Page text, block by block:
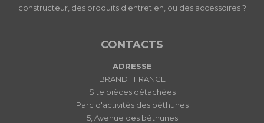
constructeur, des produits d'entretien, ou des accessoires ?
CONTACTS
ADRESSE
BRANDT FRANCE
Site pièces détachées
Parc d'activités des béthunes
5, Avenue des béthunes